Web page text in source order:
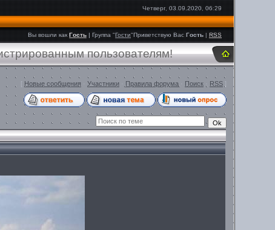
Четверг, 03.09.2020, 06:29
Вы вошли как Гость|Группа"Гости"Приветствую Вас Гость |RSS
пользователям!
[ Новые сообщения Участники Правила форума Поиск RSS ]